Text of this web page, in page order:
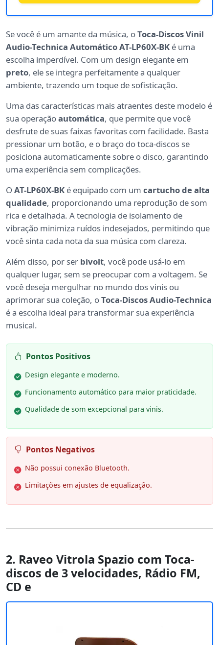
Se você é um amante da música, oToca-Discos Vinil
Audio-Technica Automático AT-LP60X-BK é uma
escolha imperdível. Com um design elegante em
preto, ele se integra perfeitamente a qualquer
ambiente, trazendo um toque de sofisticação.
Uma das características mais atraentes deste modelo é
sua operaçãoautomática, que permite que você
desfrute de suas faixas favoritas com facilidade. Basta
pressionar um botão, e o braço do toca-discos se
posiciona automaticamente sobre o disco, garantindo
uma experiência sem complicações.
O AT-LP60X-BK é equipado com um cartucho de alta
qualidade, proporcionando uma reprodução de som
rica e detalhada. A tecnologia de isolamento de
vibração minimiza ruídos indesejados, permitindo que
você sinta cada nota da sua música com clareza.
Além disso, por ser bivolt, você pode usá-lo em
qualquer lugar, sem se preocupar com a voltagem. Se
você deseja mergulhar no mundo dos vinis ou
aprimorar sua coleção, oToca-Discos Audio-Technica
é a escolha ideal para transformar sua experiência
musical.
Pontos Positivos
Design elegante e moderno.
Funcionamento automático para maior praticidade.
Qualidade de som excepcional para vinis.
Pontos Negativos
Não possui conexão Bluetooth.
Limitações em ajustes de equalização.
2. Raveo Vitrola Spazio com Toca-
discos de 3 velocidades, Rádio FM,
CD e